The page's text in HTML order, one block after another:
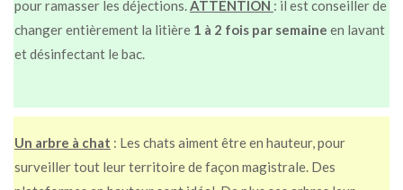
pour ramasser les déjections.ATTENTION : il est conseiller de
changer entièrement la litière 1 à 2 fois par semaine en lavant
et désinfectant le bac.
Un arbre à chat : Les chats aiment être en hauteur, pour
surveiller tout leur territoire de façon magistrale. Des